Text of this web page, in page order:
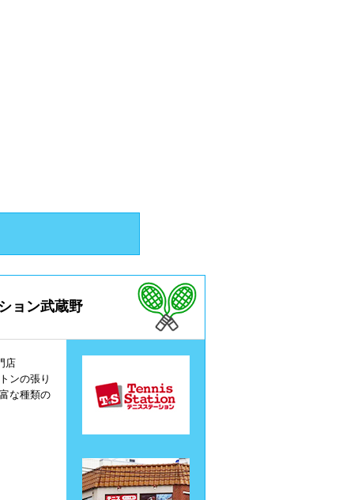
ョン武蔵野
店
ンの張り
な種類の